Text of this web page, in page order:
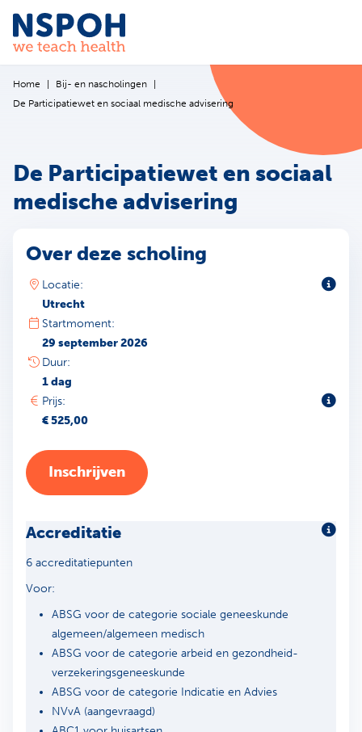
Ga naar de inhoud
Home
Bij- en nascholingen
De Participatiewet en sociaal medische advisering
De Participatiewet en sociaal
medische advisering
Over deze scholing
Locatie:
Utrecht
Startmoment:
29 september 2026
Duur:
1 dag
Prijs:
€ 525,00
Inschrijven
Accreditatie
6 accreditatiepunten
Voor:
ABSG voor de categorie sociale geneeskunde
algemeen/algemeen medisch
ABSG voor de categorie arbeid en gezondheid-
verzekeringsgeneeskunde
ABSG voor de categorie Indicatie en Advies
NVvA (aangevraagd)